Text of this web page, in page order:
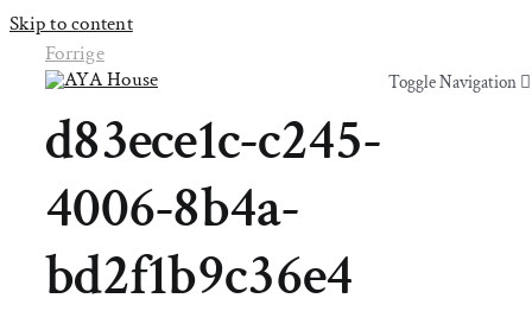
Skip to content
Toggle Navigation
Yoga & Bevægelse
Behandling
Events
Toggle Navigation
Yoga & Bevægelse
Behandling
Forrige
d83ece1c-c245-
4006-8b4a-
bd2f1b9c36e4